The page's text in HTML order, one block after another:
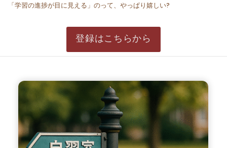
「学習の進捗が目に見える」のって、やっぱり嬉しい?
登録はこちらから